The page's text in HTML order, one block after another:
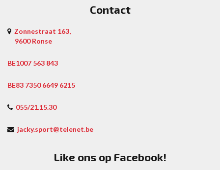
Contact
Zonnestraat 163,
9600 Ronse
BE1007 563 843
BE83 7350 6649 6215
055/21.15.30
jacky.sport@telenet.be
Like ons op Facebook!